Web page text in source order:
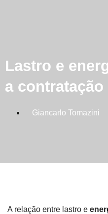
Lastro e
a contratação
Giancarlo Tomazini
A relação entre lastro e